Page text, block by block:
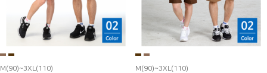
M(90)~3XL(110)
M(90)~3XL(110)